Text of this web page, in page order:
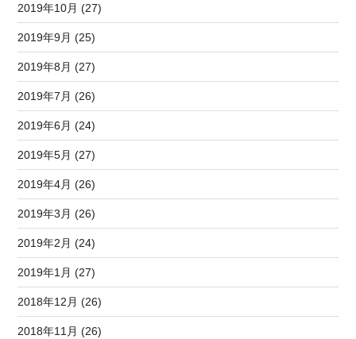
2019年10月 (27)
2019年9月 (25)
2019年8月 (27)
2019年7月 (26)
2019年6月 (24)
2019年5月 (27)
2019年4月 (26)
2019年3月 (26)
2019年2月 (24)
2019年1月 (27)
2018年12月 (26)
2018年11月 (26)